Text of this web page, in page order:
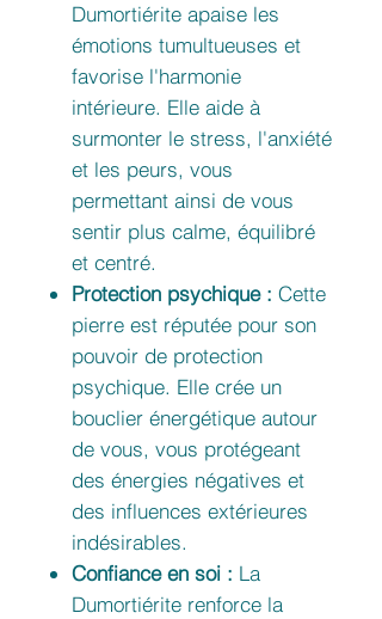
Dumortiérite apaise les
émotions tumultueuses et
favorise l'harmonie
intérieure. Elle aide à
surmonter le stress, l'anxiété
et les peurs, vous
permettant ainsi de vous
sentir plus calme, équilibré
et centré.
Protection psychique : Cette
pierre est réputée pour son
pouvoir de protection
psychique. Elle crée un
bouclier énergétique autour
de vous, vous protégeant
des énergies négatives et
des influences extérieures
indésirables.
Confiance en soi : La
Dumortiérite renforce la